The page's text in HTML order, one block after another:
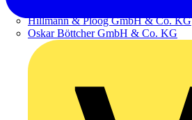
Hillmann & Ploog GmbH & Co. KG
Oskar Böttcher GmbH & Co. KG